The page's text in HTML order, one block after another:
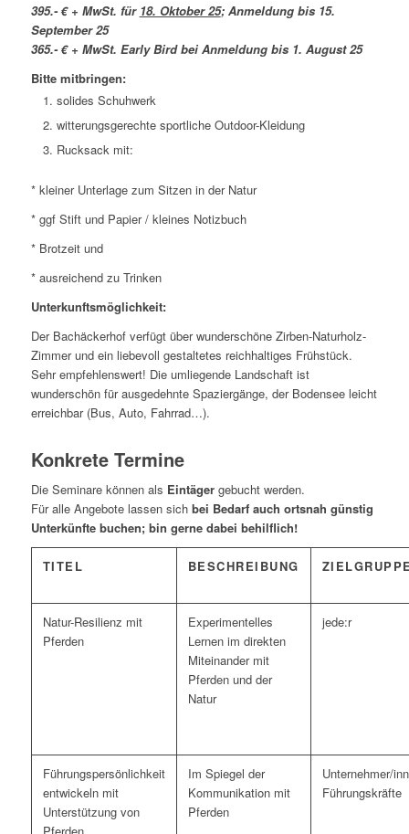
395.- € + MwSt. für 18. Oktober 25; Anmeldung bis 15.
September 25
365.- € + MwSt. Early Bird bei Anmeldung bis 1. August 25
Bitte mitbringen:
solides Schuhwerk
witterungsgerechte sportliche Outdoor-Kleidung
Rucksack mit:
* kleiner Unterlage zum Sitzen in der Natur
* ggf Stift und Papier / kleines Notizbuch
* Brotzeit und
* ausreichend zu Trinken
Unterkunftsmöglichkeit:
Der Bachäckerhof verfügt über wunderschöne Zirben-Naturholz-
Zimmer und ein liebevoll gestaltetes reichhaltiges Frühstück.
Sehr empfehlenswert! Die umliegende Landschaft ist
wunderschön für ausgedehnte Spaziergänge, der Bodensee leicht
erreichbar (Bus, Auto, Fahrrad…).
Konkrete Termine
Die Seminare können als Eintägergebucht werden.
Für alle Angebote lassen sich bei Bedarf auch ortsnah günstig
Unterkünfte buchen; bin gerne dabei behilflich!
TITEL BESCHREIBUNG
Natur-Resilienz mit
Pferden
Experimentelles
Lernen im direkten
Miteinander mit
Pferden und der
Natur
jede:r
Führungspersönlichkeit
entwickeln mit
Unterstützung von
Im Spiegel der
Kommunikation mit
Pferden
Unternehmer/
Führungskräfte